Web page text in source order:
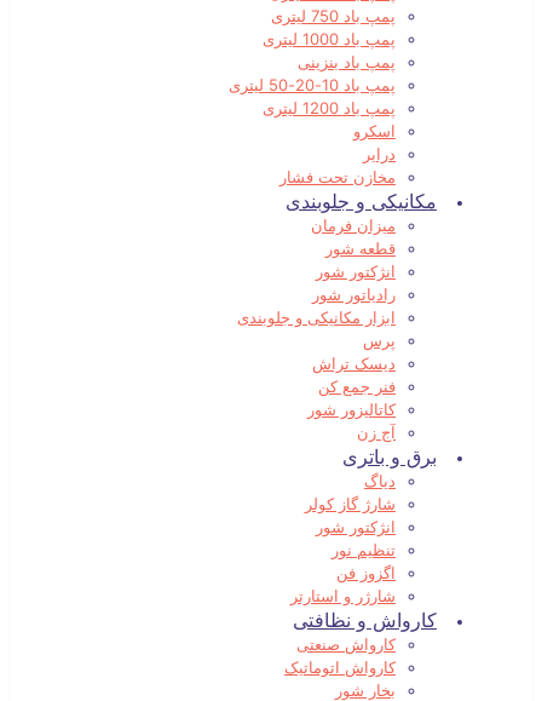
پمپ باد 750 لیتری
پمپ باد 1000 لیتری
پمپ باد بنزینی
پمپ باد 10-20-50 لیتری
پمپ باد 1200 لیتری
اسکرو
درایر
مخازن تحت فشار
مکانیکی و جلوبندی
میزان فرمان
قطعه شور
انژکتور شور
رادیاتور شور
ابزار مکانیکی و جلوبندی
پرس
دیسک تراش
فنر جمع کن
کاتالیزور شور
آج زن
برق و باتری
دیاگ
شارژ گاز کولر
انژکتور شور
تنظیم نور
اگزوز فن
شارژر و استارتر
کارواش و نظافتی
کارواش صنعتی
کارواش اتوماتیک
بخار شور